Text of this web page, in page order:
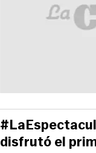
disfrutó el